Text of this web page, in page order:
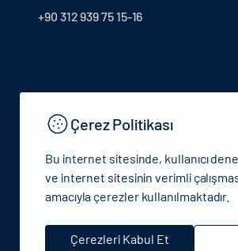
+90 312 939 75 15-16
© 2024 T.C.Kütlür ve Turizm Bakanlığı
Çerez Politikası
Bu internet sitesinde, kullanıcı
ve internet sitesinin verimli
amacıyla çerezler kullanılmaktadır.
Çerezleri Kabul Et